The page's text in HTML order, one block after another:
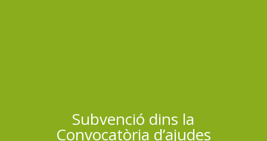
Subvenció dins la
Convocatòria d’ajudes